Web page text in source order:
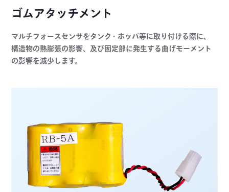
ゴムアタッチメント
マルチフォースセンサをタンク・ホッパ等に取り付ける際に、
構造物の熱膨張の影響、及び固定部に発生する曲げモーメント
の影響を減少します。